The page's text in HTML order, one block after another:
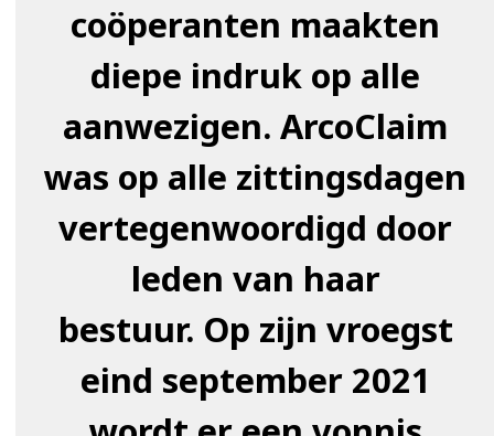
coöperanten maakten
diepe indruk op alle
aanwezigen. ArcoClaim
was op alle zittingsdagen
vertegenwoordigd door
leden van haar
bestuur. Op zijn vroegst
eind september 2021